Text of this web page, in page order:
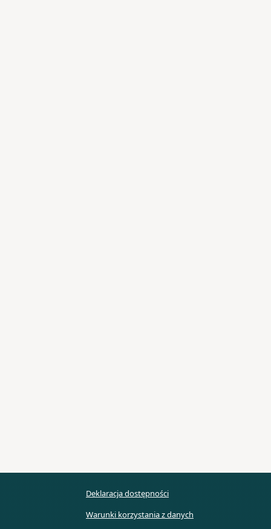
Deklaracja dostępności
Warunki korzystania z danych